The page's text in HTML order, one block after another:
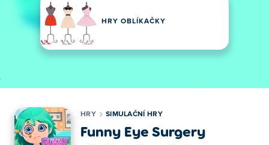
HRY OBLÍKAČKY
HRY SIMULAČNÍ HRY
Funny Eye Surgery